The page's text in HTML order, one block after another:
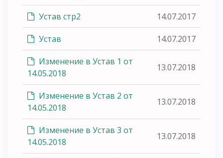
Устав стр2 14.07.2017
Устав 14.07.2017
Изменение в Устав 1 от
14.05.2018
13.07.2018
Изменение в Устав 2 от
14.05.2018
13.07.2018
Изменение в Устав 3 от
14.05.2018
13.07.2018